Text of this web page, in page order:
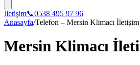
İletişim📞0538 495 97 96
Anasayfa/Telefon – Mersin Klimacı İletişim
Mersin Klimacı